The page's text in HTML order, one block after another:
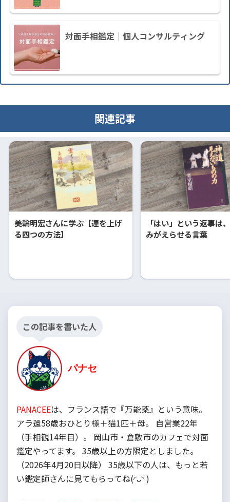
対面手相鑑定｜個人コンサルティング
関連記事
美輪明宏さんに学ぶ【運を上げ
る四つの方法】
「はい」という返事は
みがえらせる言葉
この記事を書いた人
パナセ
PANACEEは、フランス語で『万能薬』という意味。
アラ還58歳おひとり様＋猫1匹＋母。 自営業22年
（手相観14年目）。 岡山市・倉敷市のカフェで対面
鑑定やってます。 35歳以上の方限定としました。
（2026年4月20日以降） 35歳以下の人は、もっと若
い鑑定師さんに見てもらってね(◜ᴗ◝ )